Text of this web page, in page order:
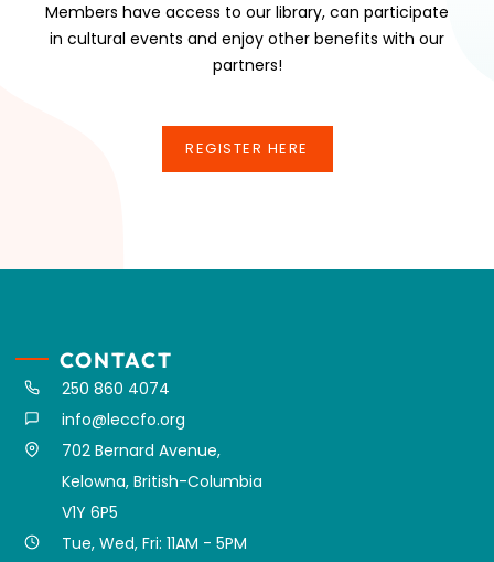
Members have access to our library, can participate
in cultural events and enjoy other benefits with our
partners!
REGISTER HERE
CONTACT
250 860 4074
info@leccfo.org
702 Bernard Avenue,
Kelowna, British-Columbia
V1Y 6P5
Tue, Wed, Fri: 11AM - 5PM